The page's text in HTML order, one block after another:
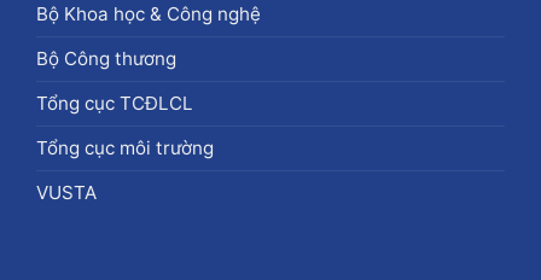
Bộ Khoa học & Công nghệ
Bộ Công thương
Tổng cục TCĐLCL
Tổng cục môi trường
VUSTA